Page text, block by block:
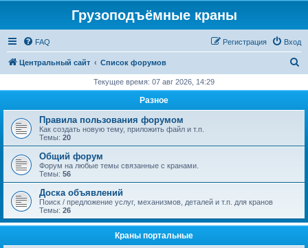
Грузоподъёмные краны
FAQ Вход
Регистрация
Центральный сайт Список форумов
с
Текущее время: 07 авг 2026, 14:29
Разное
Правила пользования форумом
Как создать новую тему, приложить файл и т.п.
Темы: 20
Общий форум
Форум на любые темы связанные с кранами.
Темы: 56
Доска объявлений
Поиск / предложение услуг, механизмов, деталей и т.п. для кранов
Темы: 26
Краны портальные